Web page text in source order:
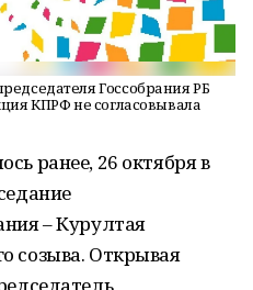
Госсобрания РБ
КПРФ не согласовывала
ранее, 26 октября в
– Курултая
созыва. Открывая